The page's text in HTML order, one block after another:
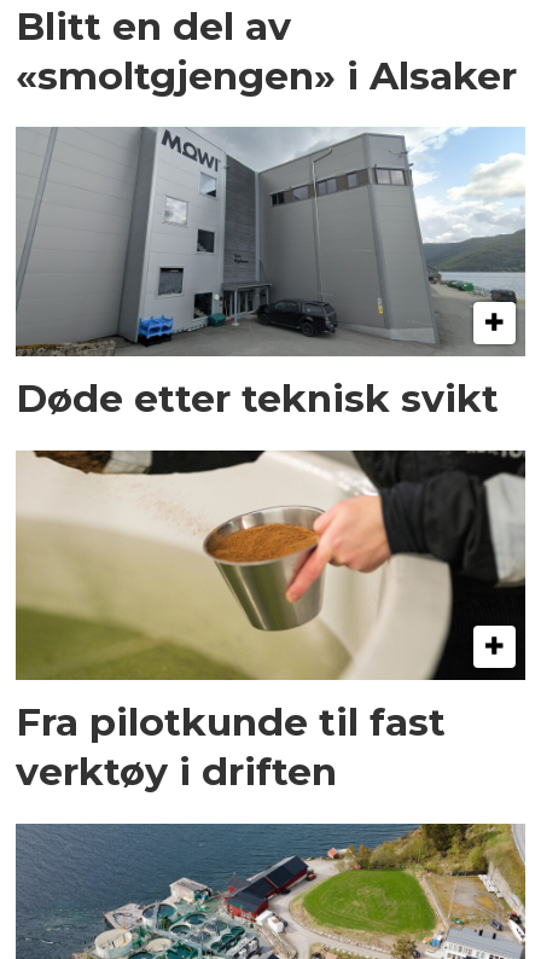
Blitt en del av
«smoltgjengen» i Alsaker
Døde etter teknisk svikt
Fra pilotkunde til fast
verktøy i driften